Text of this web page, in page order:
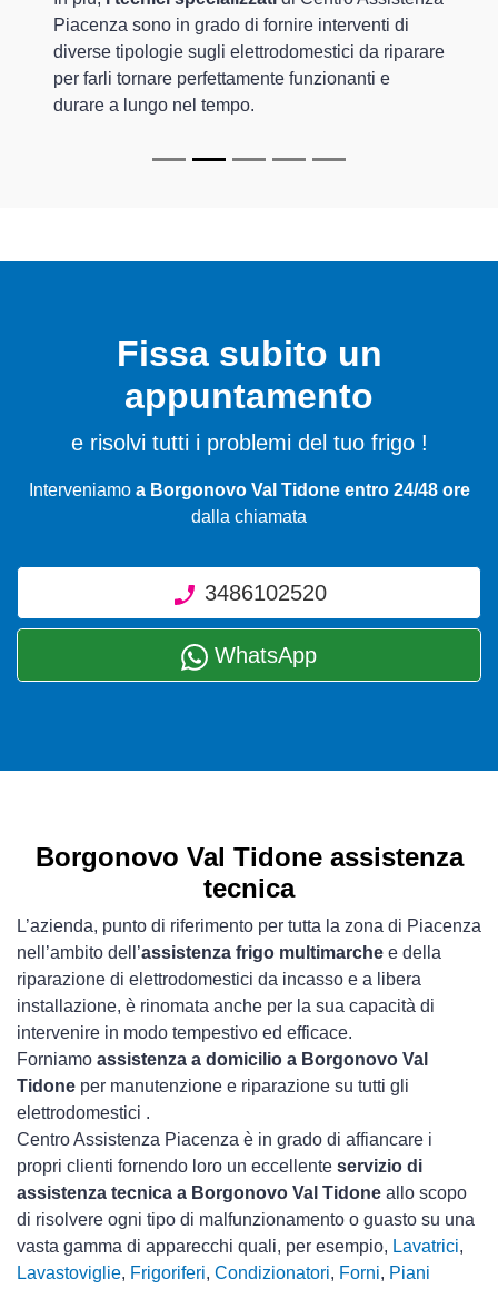
Piacenza sono in grado di fornire interventi di
diverse tipologie sugli elettrodomestici da riparare
per farli tornare perfettamente funzionanti e
durare a lungo nel tempo.
Fissa subito un
appuntamento
e risolvi tutti i problemi del tuo frigo !
Interveniamo a Borgonovo Val Tidone entro 24/48 ore
dalla chiamata
3486102520
WhatsApp
Borgonovo Val Tidone assistenza
tecnica
L’azienda, punto di riferimento per tutta la zona di Piacenza
nell’ambito dell’assistenza frigo multimarche e della
riparazione di elettrodomestici da incasso e a libera
installazione, è rinomata anche per la sua capacità di
intervenire in modo tempestivo ed efficace.
Forniamo assistenza a domicilio a Borgonovo Val
Tidone per manutenzione e riparazione su tutti gli
elettrodomestici .
Centro Assistenza Piacenza è in grado di affiancare i
propri clienti fornendo loro un eccellente servizio di
assistenza tecnica a Borgonovo Val Tidone allo scopo
di risolvere ogni tipo di malfunzionamento o guasto su una
vasta gamma di apparecchi quali, per esempio, Lavatrici,
Lavastoviglie, Frigoriferi, Condizionatori, Forni, Piani